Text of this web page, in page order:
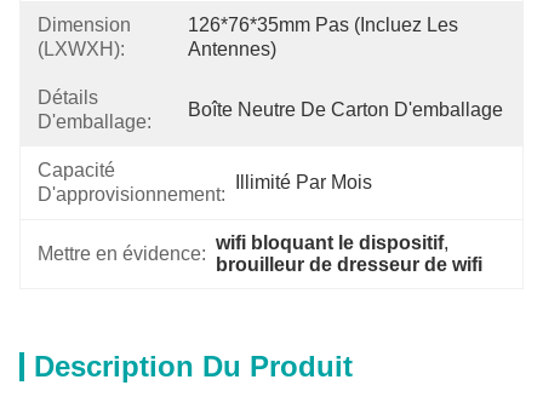
Dimension
(LXWXH):
126*76*35mm Pas (incluez Les
Antennes)
Détails
D'emballage:
Boîte Neutre De Carton D'emballage
Capacité
D'approvisionnement:
Illimité Par Mois
Mettre en évidence:
wifi bloquant le dispositif,
brouilleur de dresseur de wifi
Description Du Produit